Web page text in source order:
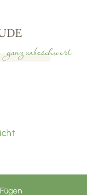
ganz unbeschwert